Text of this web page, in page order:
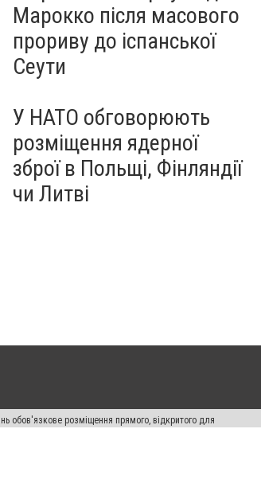
Марокко після масового
прориву до іспанської
Сеути
У НАТО обговорюють
розміщення ядерної
зброї в Польщі, Фінляндії
чи Литві
обов'язкове розміщення прямого, відкритого для